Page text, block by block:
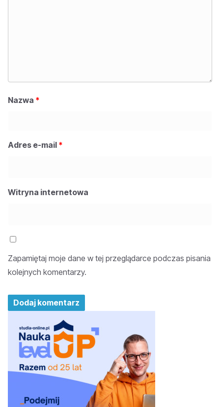
Nazwa *
Adres e-mail *
Witryna internetowa
Zapamiętaj moje dane w tej przeglądarce podczas pisania
kolejnych komentarzy.